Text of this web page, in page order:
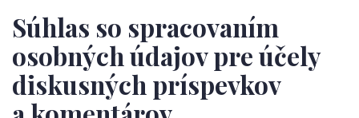
Súhlas so spracovaním
osobných údajov pre účely
diskusných príspevkov